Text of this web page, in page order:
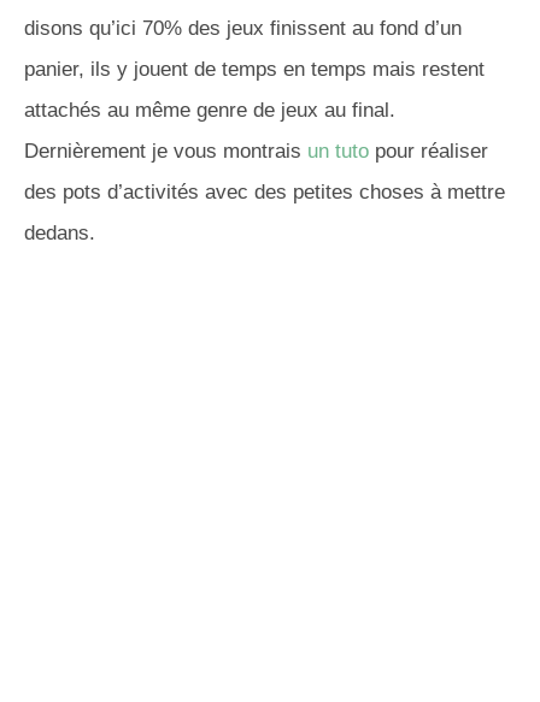
disons qu’ici 70% des jeux finissent au fond d’un
panier, ils y jouent de temps en temps mais restent
attachés au même genre de jeux au final.
Dernièrement je vous montrais un tuto pour réaliser
des pots d’activités avec des petites choses à mettre
dedans.